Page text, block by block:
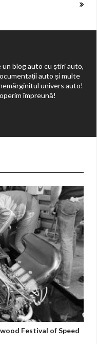
blog auto cu știri auto,
auto și multe
univers auto!
împreună!
Festival of Speed